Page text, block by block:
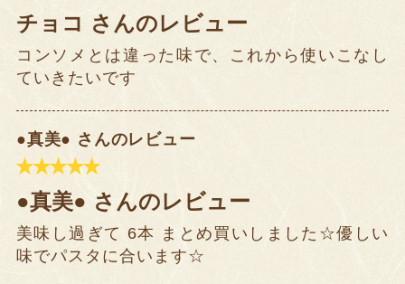
チョコ さんのレビュー
コンソメとは違った味で、これから使いこなし
ていきたいです
●真美● さんのレビュー
●真美● さんのレビュー
美味し過ぎて 6本 まとめ買いしました☆優しい
味でパスタに合います☆